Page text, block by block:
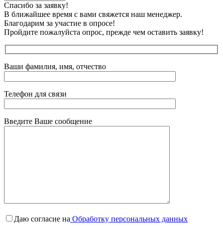
Спасибо за заявку!
В ближайшее время с вами свяжется наш менеджер.
Благодарим за участие в опросе!
Пройдите пожалуйста опрос, прежде чем оставить заявку!
Ваши фамилия, имя, отчество
Телефон для связи
Введите Ваше сообщение
Даю согласие на Обработку персональных данных